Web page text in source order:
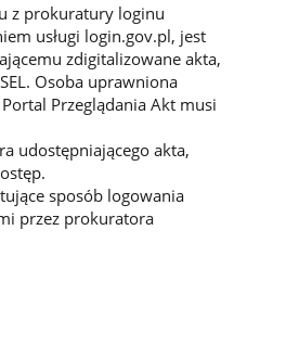
z prokuratury loginu
usługi login.gov.pl, jest
zdigitalizowane akta,
Osoba uprawniona
Przeglądania Akt musi
udostępniającego akta,
sposób logowania
przez prokuratora